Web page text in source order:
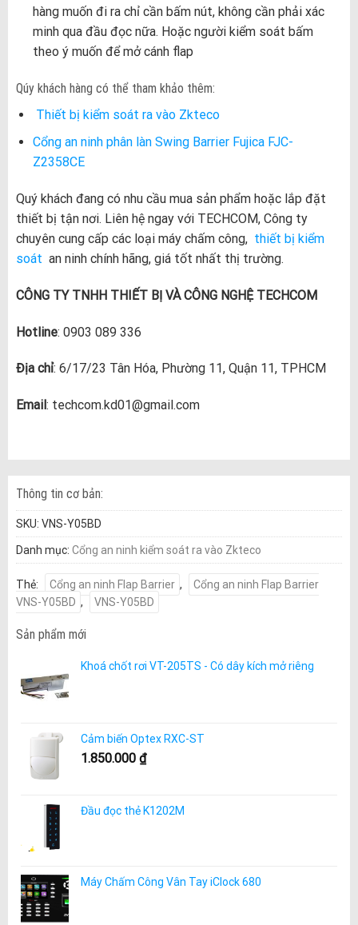
hàng muốn đi ra chỉ cần bấm nút, không cần phải xác
minh qua đầu đọc nữa. Hoặc người kiểm soát bấm
theo ý muốn để mở cánh flap
Qúy khách hàng có thể tham khảo thêm:
Thiết bị kiểm soát ra vào Zkteco
Cổng an ninh phân làn Swing Barrier Fujica FJC-
Z2358CE
Quý khách đang có nhu cầu mua sản phẩm hoặc lắp đặt
thiết bị tận nơi. Liên hệ ngay với TECHCOM, Công ty
chuyên cung cấp các loại máy chấm công, thiết bị kiểm
soát an ninh chính hãng, giá tốt nhất thị trường.
CÔNG TY TNHH THIẾT BỊ VÀ CÔNG NGHỆ TECHCOM
Hotline: 0903 089 336
Địa chỉ: 6/17/23 Tân Hóa, Phường 11, Quận 11, TPHCM
Email : techcom.kd01@gmail.com
Thông tin cơ bản:
SKU: VNS-Y05BD
Danh mục: Cổng an ninh kiểm soát ra vào Zkteco
Thẻ: Cổng an ninh Flap Barrier ,
Cổng an ninh Flap Barrier
VNS-Y05BD , VNS-Y05BD
Sản phẩm mới
Khoá chốt rơi VT-205TS - Có dây kích mở riêng
Cảm biến Optex RXC-ST
1.850.000 ₫
Đầu đọc thẻ K1202M
Máy Chấm Công Vân Tay iClock 680